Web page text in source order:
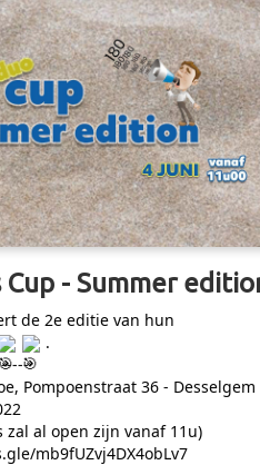
- Summer
de 2e editie van hun
.
Pompoenstraat 36 - Desselgem
al open zijn vanaf 11u)
mb9fUZvj4DX4obLv7